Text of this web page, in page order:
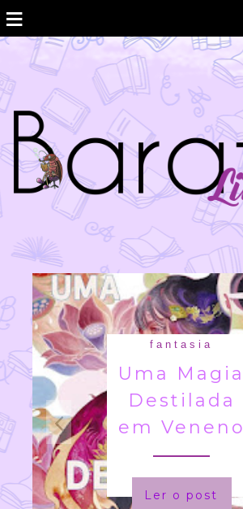
≡
fantasia
Uma Magia
Destilada
em Veneno
Ler o post